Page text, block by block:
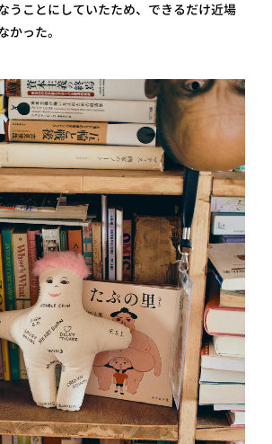
うことにしていたため、できるだけ近場
かった。